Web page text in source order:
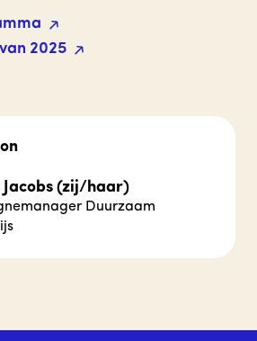
2025
Jacobs (zij/haar)
Duurzaam